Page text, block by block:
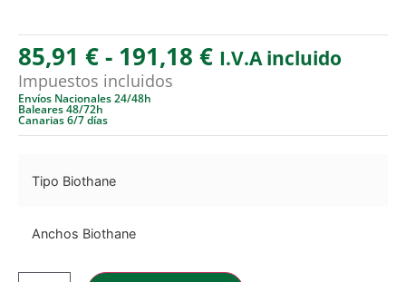
85,91 €- 191,18 € I.V.A incluido
Impuestos incluidos
Envíos Nacionales 24/48h
Baleares 48/72h
Canarias 6/7 días
Tipo Biothane
Anchos Biothane